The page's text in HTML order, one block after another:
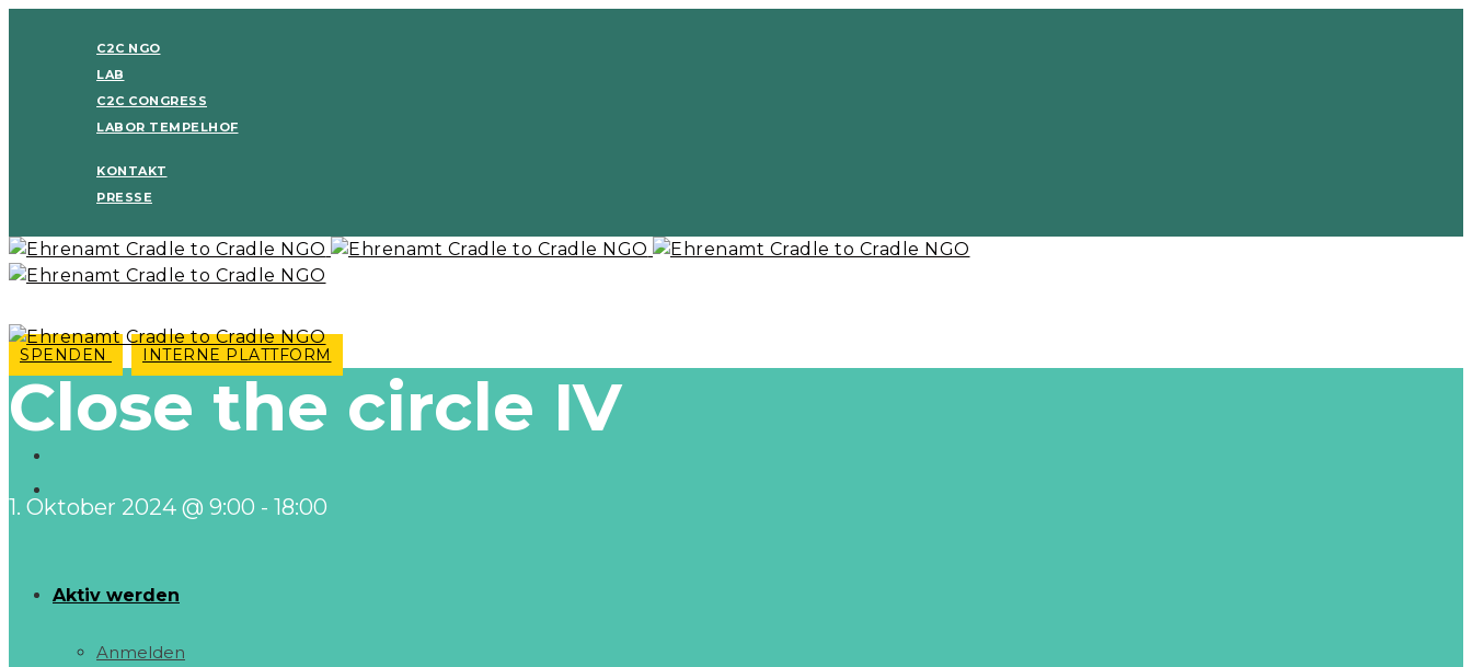
C2C NGO
LAB
C2C CONGRESS
LABOR TEMPELHOF
KONTAKT
PRESSE
SPENDEN INTERNE PLATTFORM
Aktiv werden
Anmelden
Close the circle IV
1. Oktober 2024 @ 9:00 - 18:00